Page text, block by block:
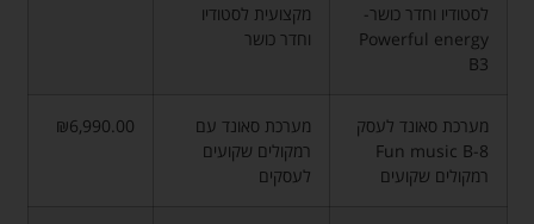
לסטודיו וחדר כושר-
Powerful energy
B3
מקצועית לסטודיו
וחדר כושר
מערכת סאונד לעסק
Fun music B-8
רמקולים שקועים
מערכת סאונד עם
רמקולים שקועים
לעסקים
₪6,990.00